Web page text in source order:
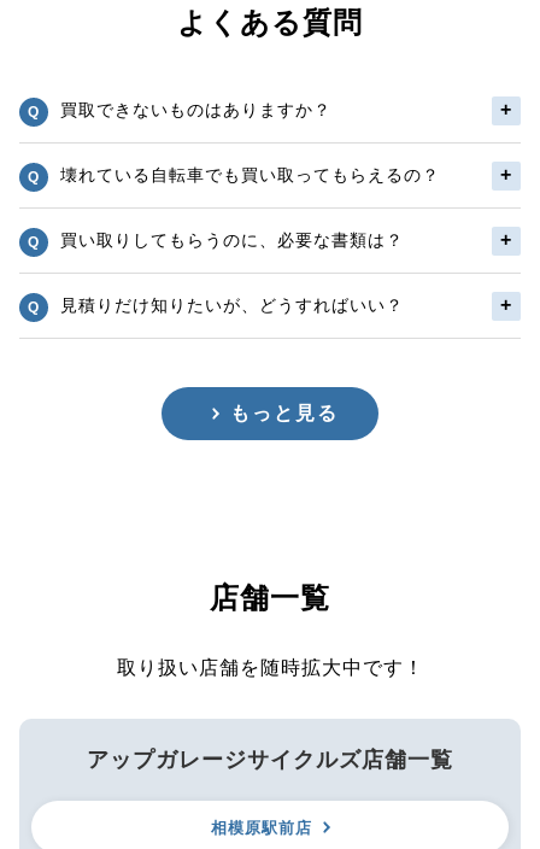
よくある質問
買取できないものはありますか？
壊れている自転車でも買い取ってもらえるの？
買い取りしてもらうのに、必要な書類は？
見積りだけ知りたいが、どうすればいい？
もっと見る
店舗一覧
取り扱い店舗を随時拡大中です！
アップガレージサイクルズ店舗一覧
相模原駅前店